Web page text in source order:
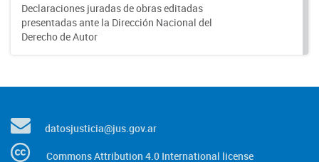
Declaraciones juradas de obras editadas
presentadas ante la Dirección Nacional del
Derecho de Autor
datosjusticia@jus.gov.ar
Commons Attribution 4.0 International license